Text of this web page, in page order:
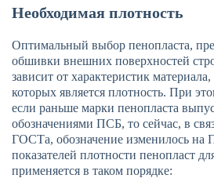
Необходимая плотность
Оптимальный выбор пенопласта,
обшивки внешних поверхностей
зависит от характеристик
которых является плотность. При
если раньше марки пенопласта
обозначениями ПСБ, то сейчас, в
ГОСТа, обозначение изменилось на
показателей плотности пенопласт
применяется в таком порядке: